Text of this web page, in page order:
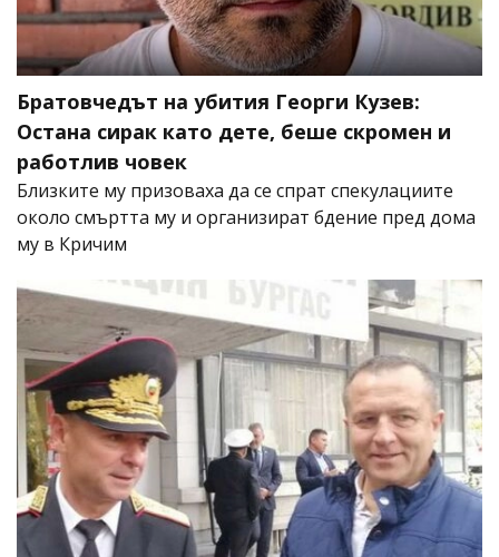
Братовчедът на убития Георги Кузев:
Остана сирак като дете, беше скромен и
работлив човек
Близките му призоваха да се спрат спекулациите
около смъртта му и организират бдение пред дома
му в Кричим